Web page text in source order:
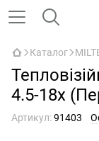
Каталог
4.5-18x
Артикул:91403